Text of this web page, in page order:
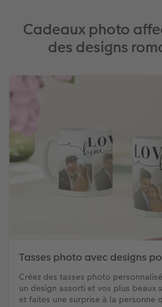
Cadeaux photo
des designs
Tasses photo avec designs
Créez des tasses photo
un design assorti et vos plus beaux
et faites une surprise à la personne